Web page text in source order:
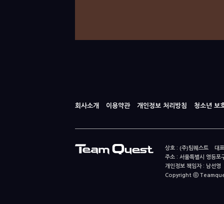
회사소개 이용약관 개인정보 처리방침 청소년 보
상호 : (주)팀퀘스트 대
주소 : 서울특별시 영등
개인정보 책임자 : 남
Copyright ⓒ